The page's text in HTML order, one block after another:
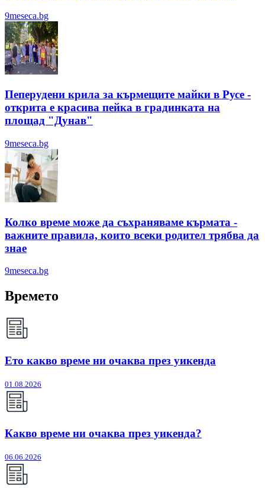
9meseca.bg
Пеперудени крила за кърмещите майки в Русе -
открита е красива пейка в градинката на
площад "Дунав"
9meseca.bg
Колко време може да съхраняваме кърмата -
важните правила, които всеки родител трябва да
знае
9meseca.bg
Времето
Ето какво време ни очаква през уикенда
01.08.2026
Какво време ни очаква през уикенда?
06.06.2026